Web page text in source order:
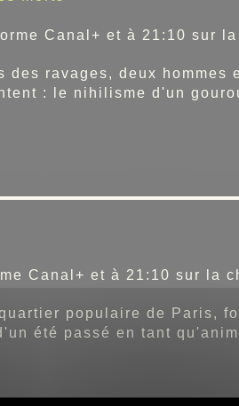
Canal+ et à 21:10 sur
ravages, deux hommes
: le nihilisme d'un
Canal+ et à 21:10 sur la
populaire de Paris,
été passé en tant